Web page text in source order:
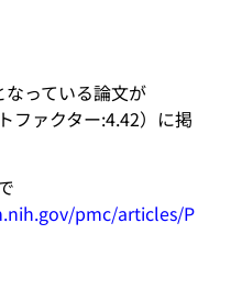
っている論文が
ファクター:4.42）に掲
pmc/articles/P